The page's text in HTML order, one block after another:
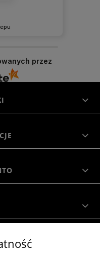
przez